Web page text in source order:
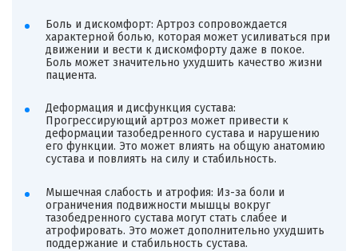
Боль и дискомфорт: Артроз сопровождается
характерной болью, которая может усиливаться при
движении и вести к дискомфорту даже в покое.
Боль может значительно ухудшить качество жизни
пациента.
Деформация и дисфункция сустава:
Прогрессирующий артроз может привести к
деформации тазобедренного сустава и нарушению
его функции. Это может влиять на общую анатомию
сустава и повлиять на силу и стабильность.
Мышечная слабость и атрофия: Из-за боли и
ограничения подвижности мышцы вокруг
тазобедренного сустава могут стать слабее и
атрофировать. Это может дополнительно ухудшить
поддержание и стабильность сустава.